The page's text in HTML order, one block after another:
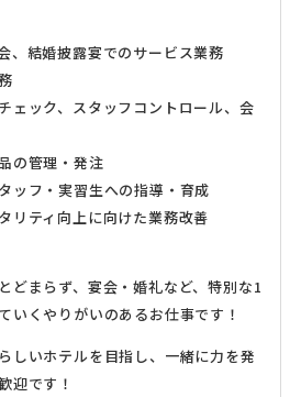
、結婚披露宴でのサービス業務
ェック、スタッフコントロール、会
の管理・発注
ッフ・実習生への指導・育成
リティ向上に向けた業務改善
どまらず、宴会・婚礼など、特別な1
いくやりがいのあるお仕事です！
しいホテルを目指し、一緒に力を発
迎です！